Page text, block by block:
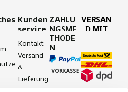
Kunden
service
Kontakt
Versand
&
Lieferung
ZAHLU
NGSME
THODE
N
VERSAN
D MIT